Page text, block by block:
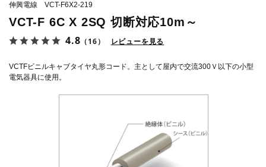
伸興電線 VCT-F6X2-219
VCT-F 6C X 2SQ 切断対応10m～
4.8 （16） レビューを見る
VCTFビニルキャブタイヤ丸形コード。主として屋内で交流300Ｖ以下の小型
電気器具に使用。